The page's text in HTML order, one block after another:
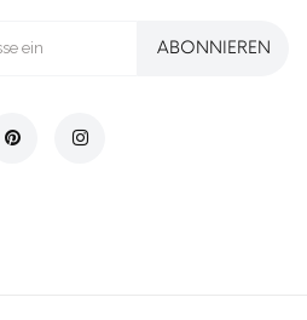
ABONNIEREN